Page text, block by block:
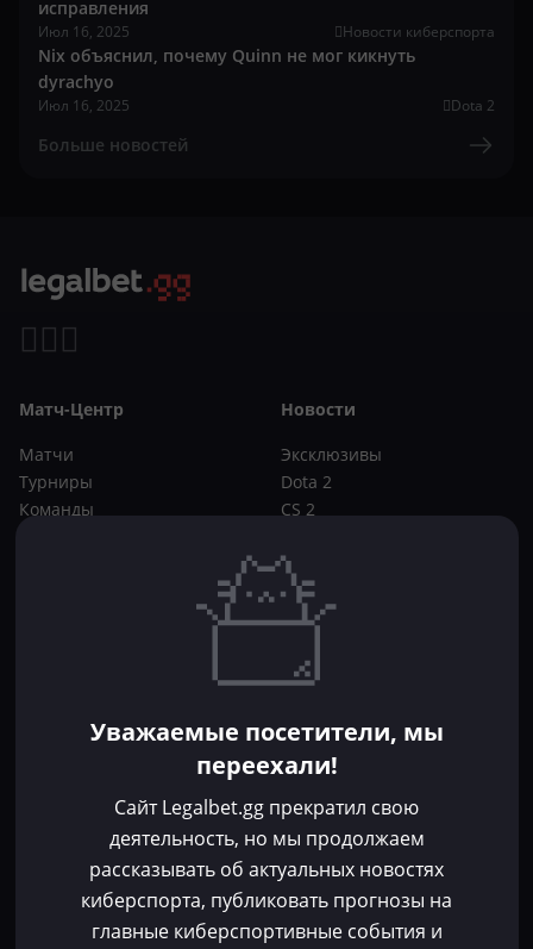
исправления
Июл 16, 2025 Новости киберспорта
Nix объяснил, почему Quinn не мог кикнуть
dyrachyo
Июл 16, 2025 Dota 2
Больше новостей
Матч-Центр
Матчи
Турниры
Команды
Новости
Эксклюзивы
Dota 2
CS 2
Букмекеры
CS 2
Фрибеты
Без депозита
Контакты
Пользовательское соглашение
Уважаемые посетители, мы
переехали!
Сайт Legalbet.gg прекратил свою
деятельность, но мы продолжаем
рассказывать об актуальных новостях
киберспорта, публиковать прогнозы на
главные киберспортивные события и